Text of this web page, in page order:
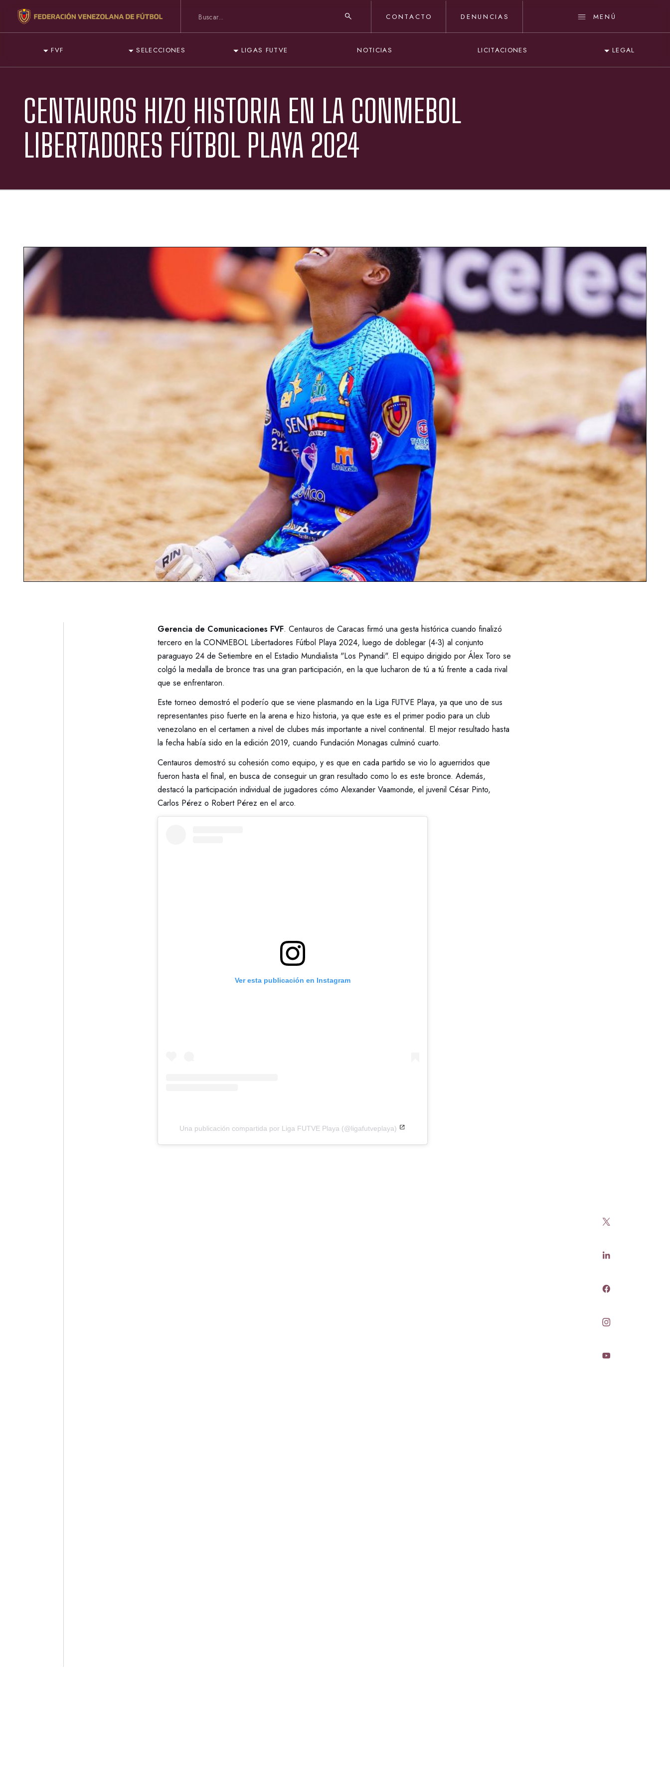
CONTACTO DENUNCIAS MENÚ
FVF SELECCIONES LIGAS FUTVE NOTICIAS LICITACIONES LEGAL
CENTAUROS HIZO HISTORIA EN LA CONMEBOL
LIBERTADORES FÚTBOL PLAYA 2024
Gerencia de Comunicaciones FVF. Centauros de Caracas firmó una gesta histórica cuando finalizó
tercero en la CONMEBOL Libertadores Fútbol Playa 2024, luego de doblegar (4-3) al conjunto
paraguayo 24 de Setiembre en el Estadio Mundialista "Los Pynandi". El equipo dirigido por Álex Toro se
colgó la medalla de bronce tras una gran participación, en la que lucharon de tú a tú frente a cada rival
que se enfrentaron.
Este torneo demostró el poderío que se viene plasmando en la Liga FUTVE Playa, ya que uno de sus
representantes piso fuerte en la arena e hizo historia, ya que este es el primer podio para un club
venezolano en el certamen a nivel de clubes más importante a nivel continental. El mejor resultado hasta
la fecha había sido en la edición 2019, cuando Fundación Monagas culminó cuarto.
Centauros demostró su cohesión como equipo, y es que en cada partido se vio lo aguerridos que
fueron hasta el final, en busca de conseguir un gran resultado como lo es este bronce. Además,
destacó la participación individual de jugadores cómo Alexander Vaamonde, el juvenil César Pinto,
Carlos Pérez o Robert Pérez en el arco.
Ver esta publicación en Instagram
Una publicación compartida por Liga FUTVE Playa (@ligafutveplaya)